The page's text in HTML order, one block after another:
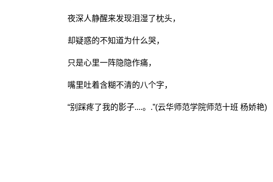
夜深人静醒来发现泪湿了枕头，
却疑惑的不知道为什么哭，
只是心里一阵隐隐作痛，
嘴里吐着含糊不清的八个字，
“别踩疼了我的影子....。.”(云华师范学院师范十班 杨娇艳)